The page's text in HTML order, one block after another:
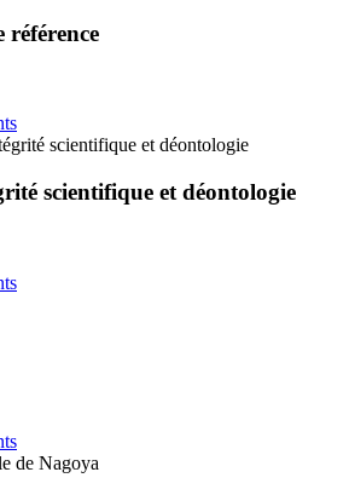
référence
scientifique et déontologie
scientifique et déontologie
de Nagoya